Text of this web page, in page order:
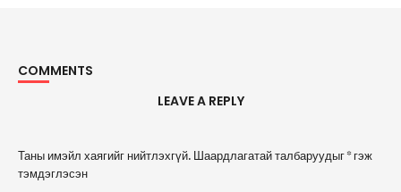
COMMENTS
LEAVE A REPLY
Таны имэйл хаягийг нийтлэхгүй. Шаардлагатай талбаруудыг*гэж
тэмдэглэсэн
A
l